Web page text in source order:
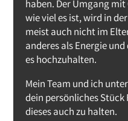
haben. Der Umgang
wie viel es ist, wird in
meist auch nicht im
anderes als Energie
es hochzuhalten.
Mein Team und ich
dein persönliches
dieses auch zu halten.